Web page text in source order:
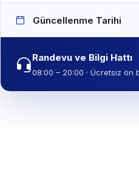
Güncellenme Tarihi
Randevu ve Bilgi Hattı
08:00 – 20:00 · Ücretsiz ön